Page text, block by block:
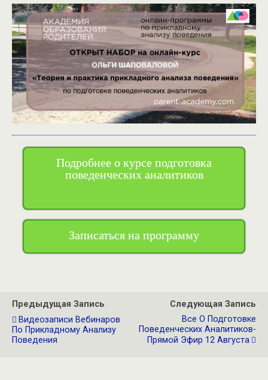
Подробнее о курсе подготовка
поведенческих аналитиков
Записаться на программу
Предыдущая Запись
Видеозаписи Вебинаров
По Прикладному Анализу
Поведения
Следующая Запись
Все О Подготовке
Поведенческих Аналитиков-
Прямой Эфир 12 Августа